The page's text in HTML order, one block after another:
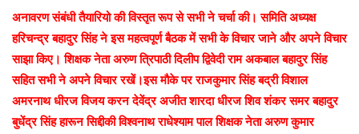
अनावरण संबंधी तैयारियो की विस्तृत रूप से सभी ने चर्चा की। समिति अध्यक्ष
हरिचन्द्र बहादुर सिंह ने इस महत्वपूर्ण बैठक में सभी के विचार जाने और अपने विचार
साझा किए। शिक्षक नेता अरुण त्रिपाठी दिलीप द्विवेदी राम अकबाल बहादुर सिंह
सहित सभी ने अपने विचार रखें।इस मौके पर राजकुमार सिंह बद्री विशाल
अमरनाथ धीरज विजय करन देवेंद्र अजीत शारदा धीरज शिव शंकर समर बहादुर
बुधेंद्र सिंह हारून सिद्दीकी विश्वनाथ राधेश्याम पाल शिक्षक नेता अरुण कुमार